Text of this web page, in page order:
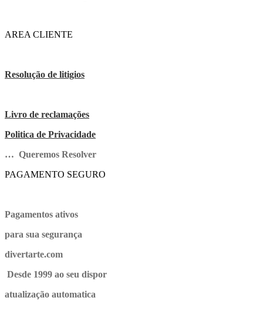
AREA CLIENTE
Resolução de litigios
Livro de reclamações
Politica de Privacidade
… Queremos Resolver
PAGAMENTO SEGURO
Pagamentos ativos
para sua segurança
divertarte.com
Desde 1999 ao seu dispor
atualização automatica